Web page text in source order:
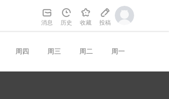
消息 历史 收藏 投稿
周四 周三 周二 周一